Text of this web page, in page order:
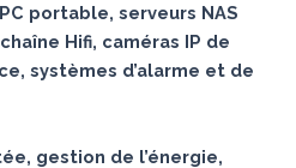
portable, serveurs NAS
Hifi, caméras IP de
systèmes d’alarme et de
gestion de l’énergie,